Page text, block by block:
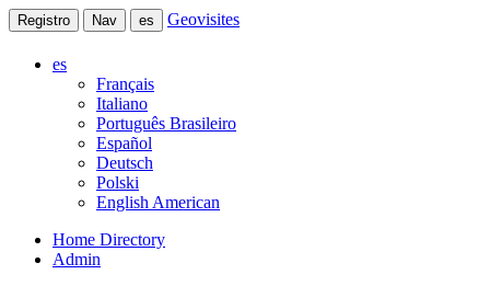
Registro Nav es Geovisites
es
Français
Italiano
Português Brasileiro
Español
Deutsch
Polski
English American
Home Directory
Admin